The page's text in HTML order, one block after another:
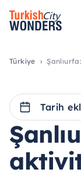
Türkiye
Tarih